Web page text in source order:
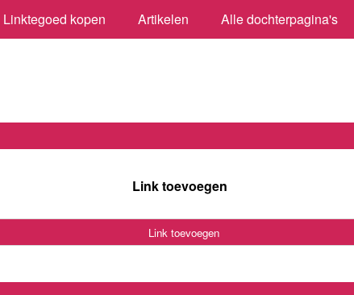
Linktegoed kopen Artikelen Alle dochterpagina's
Link toevoegen
Link toevoegen